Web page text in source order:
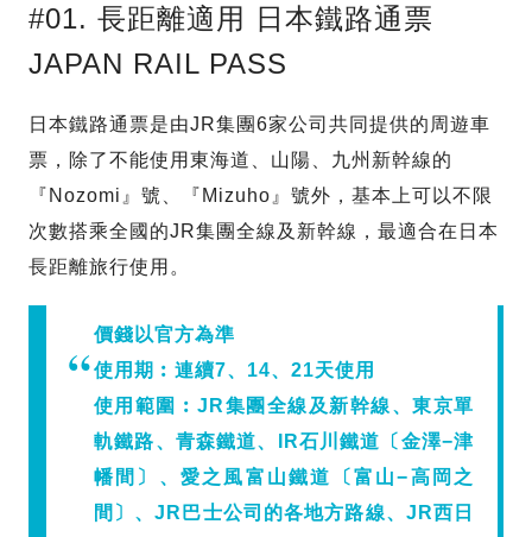
#01. 長距離適用 日本鐵路通票
JAPAN RAIL PASS
日本鐵路通票是由JR集團6家公司共同提供的周遊車
票，除了不能使用東海道、山陽、九州新幹線的
『Nozomi』號、『Mizuho』號外，基本上可以不限
次數搭乘全國的JR集團全線及新幹線，最適合在日本
長距離旅行使用。
價錢以官方為準
使用期︰ 連續7、14、21天使用
使用範圍︰JR集團全線及新幹線、東京單
軌鐵路、青森鐵道、IR石川鐵道〔金澤−津
幡間〕、愛之風富山鐵道〔富山−高岡之
間〕、JR巴士公司的各地方路線、JR西日